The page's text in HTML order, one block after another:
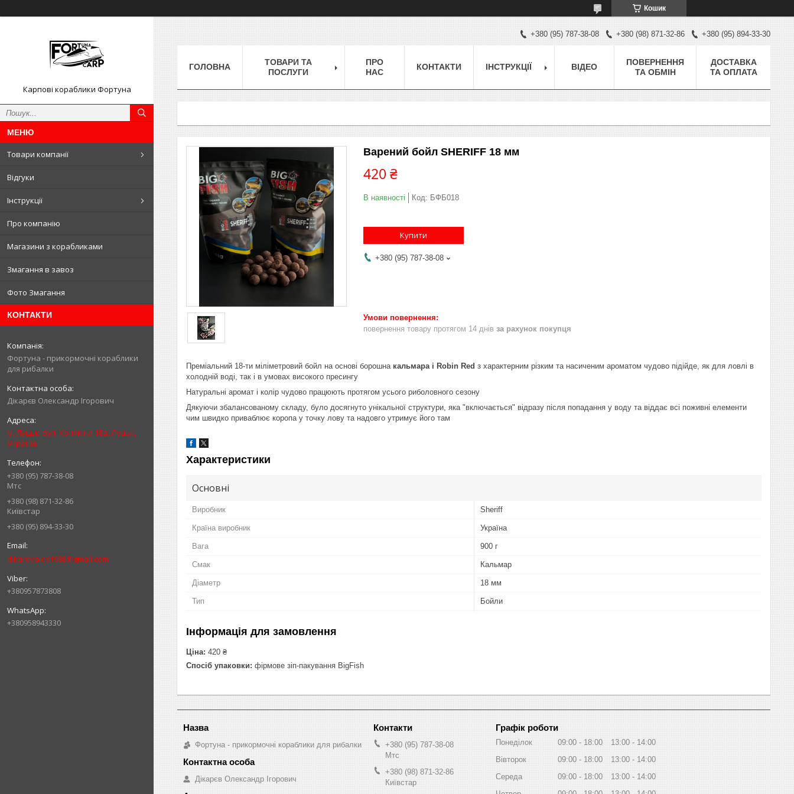
Кошик
Карпові кораблики Фортуна
Товари компанії
Відгуки
Інструкції
Про компанію
Магазини з корабликами
Змагання в завоз
Фото Змагання
КОНТАКТИ
Фортуна - прикормочні кораблики
для рибалки
Дікарєв Олександр Ігорович
м. Луцьк, вул. Конякіна 18а, Луцьк,
Україна
+380 (95) 787-38-08
Мтс
+380 (98) 871-32-86
Київстар
+380 (95) 894-33-30
dikarevalex1988@gmail.com
+380957873808
+380958943330
+380 (95) 787-38-08 +380 (98) 871-32-86 +380 (95) 894-33-30
ГОЛОВНА
ТОВАРИ ТА
ПОСЛУГИ
ПРО
НАС
КОНТАКТИ ІНСТРУКЦІЇ ВІДЕО
ПОВЕРНЕННЯ
ТА ОБМІН
ДОСТАВКА
ТА ОПЛАТА
Варений бойл SHERIFF 18 мм
420 ₴
В наявності Код: БФБ018
Купити
+380 (95) 787-38-08
повернення товару протягом 14 днів за рахунок покупця
Преміальний 18-ти міліметровий бойл на основі борошна кальмара і Robin Red з характерним різким та насиченим ароматом чудово підійде, як для ловлі в
холодній воді, так і в умовах високого пресингу
Натуральні аромат і колір чудово працюють протягом усього риболовного сезону
Дякуючи збалансованому складу, було досягнуто унікальної структури, яка "включається" відразу після попадання у воду та віддає всі поживні елементи
чим швидко приваблює коропа у точку лову та надовго утримує його там
Характеристики
Основні
Виробник Sheriff
Країна виробник Україна
Вага 900 г
Смак Кальмар
Діаметр 18 мм
Тип Бойли
Інформація для замовлення
Ціна: 420 ₴
Спосіб упаковки: фірмове зіп-пакування BigFish
Фортуна - прикормочні кораблики для рибалки
Дікарєв Олександр Ігорович
+380 (95) 787-38-08
Мтс
+380 (98) 871-32-86
Київстар
Графік роботи
Понеділок 09:00 18:00 13:00
14:00
Вівторок
09:00 18:00 13:00
14:00
Середа
09:00 18:00 13:00
14:00